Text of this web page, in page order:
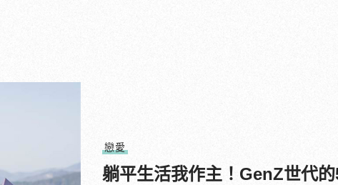
戀愛
躺平生活我作主！GenZ世代